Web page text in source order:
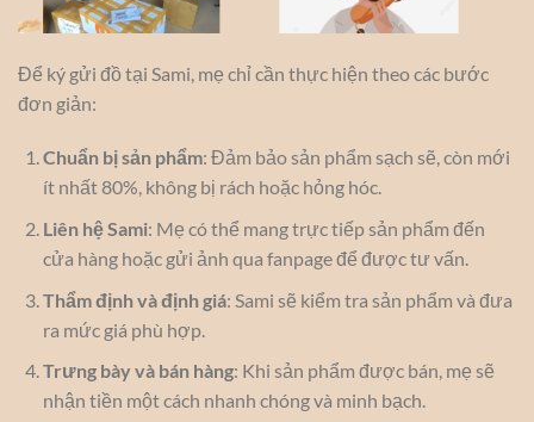
Để ký gửi đồ tại Sami, mẹ chỉ cần thực hiện theo các bước
đơn giản:
Chuẩn bị sản phẩm: Đảm bảo sản phẩm sạch sẽ, còn mới
ít nhất 80%, không bị rách hoặc hỏng hóc.
Liên hệ Sami: Mẹ có thể mang trực tiếp sản phẩm đến
cửa hàng hoặc gửi ảnh qua fanpage để được tư vấn.
Thẩm định và định giá: Sami sẽ kiểm tra sản phẩm và đưa
ra mức giá phù hợp.
Trưng bày và bán hàng: Khi sản phẩm được bán, mẹ sẽ
nhận tiền một cách nhanh chóng và minh bạch.